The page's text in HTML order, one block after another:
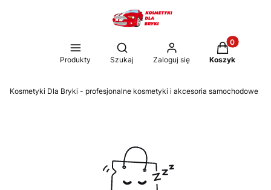
Produkty
Otwórz wyszukiwarkę
Szukaj Zaloguj się
Produkty w
Koszyk
Kosmetyki Dla Bryki - profesjonalne kosmetyki i akcesoria samochodowe